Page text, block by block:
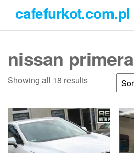
treści
cafefurkot.com.pl
nissan primera
Showing all 18 results